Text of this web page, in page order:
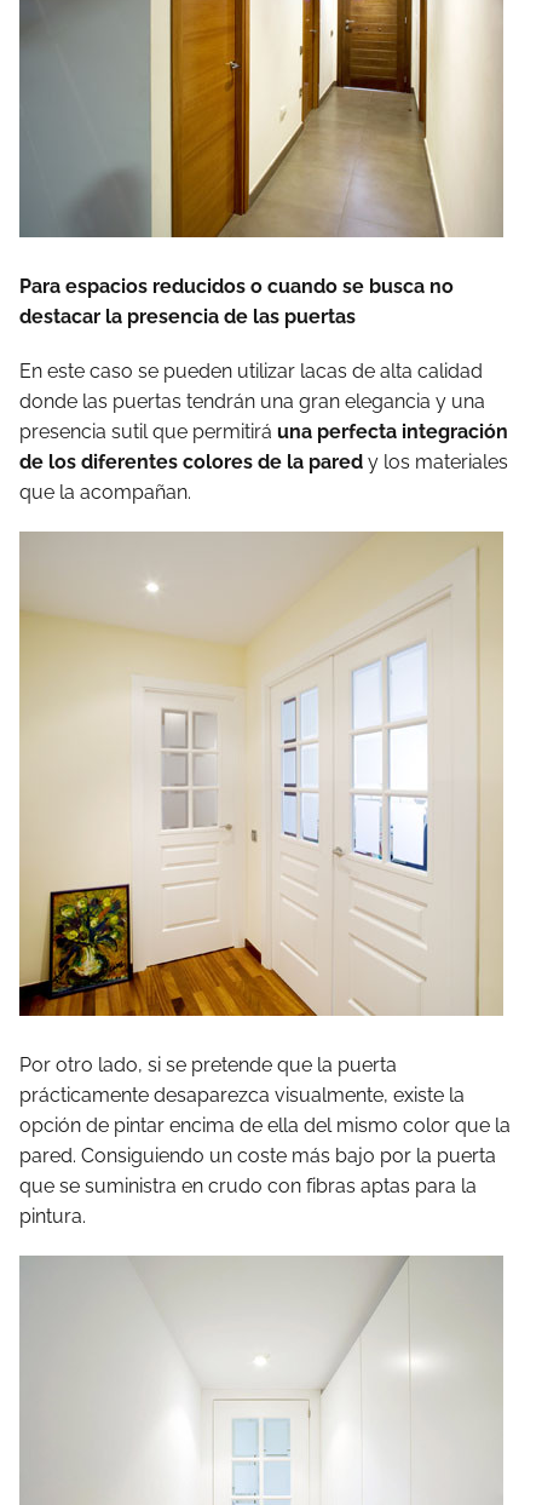
Para espacios reducidos o cuando se busca no
destacar la presencia de las puertas
En este caso se pueden utilizar lacas de alta calidad
donde las puertas tendrán una gran elegancia y una
presencia sutil que permitirá una perfecta integración
de los diferentes colores de la pared y los materiales
que la acompañan.
Por otro lado, si se pretende que la puerta
prácticamente desaparezca visualmente, existe la
opción de pintar encima de ella del mismo color que la
pared. Consiguiendo un coste más bajo por la puerta
que se suministra en crudo con fibras aptas para la
pintura.